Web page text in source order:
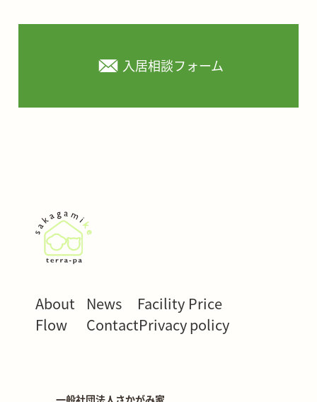
入居相談フォーム
About News Facility Price
Flow
ContactPrivacy policy